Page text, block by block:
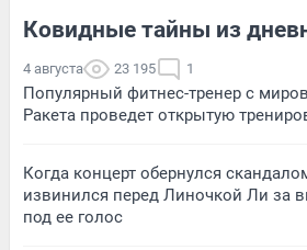
Ковидные тайны из
4 августа 23 195 1
Популярный фитнес-тренер с
Ракета проведет открытую
Когда концерт обернулся
извинился перед Линочкой Ли за
под ее голос